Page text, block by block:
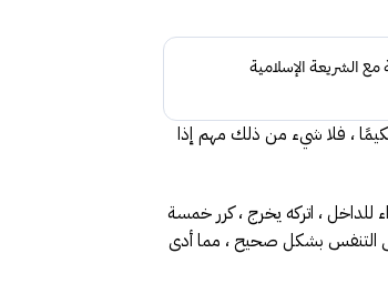
60.00.
، فلا شيء من ذلك مهم إذا
للداخل ، اتركه يخرج ، كرر خمسة
التنفس بشكل صحيح ، مما أدى